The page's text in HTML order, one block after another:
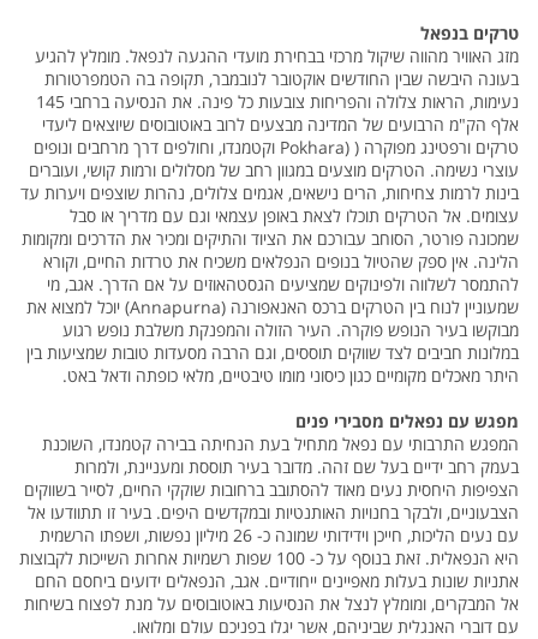
טרקים בנפאל
מזג האוויר מהווה שיקול מרכזי בבחירת מועדי ההגעה לנפאל. מומלץ להגיע
בעונה היבשה שבין החודשים אוקטובר לנובמבר, תקופה בה הטמפרטורות
נעימות, הראות צלולה והפריחות צובעות כל פינה. את הנסיעה ברחבי 145
אלף הק"מ הרבועים של המדינה מבצעים לרוב באוטובוסים שיוצאים ליעדי
טרקים ורפטינג מפוקרה ( (Pokhara וקטמנדו, וחולפים דרך מרחבים ונופים
עוצרי נשימה. הטרקים מוצעים במגוון רחב של מסלולים ורמות קושי, ועוברים
בינות לרמות צחיחות, הרים נישאים, אגמים צלולים, נהרות שוצפים ויערות עד
עצומים. אל הטרקים תוכלו לצאת באופן עצמאי וגם עם מדריך או סבל
שמכונה פורטר, הסוחב עבורכם את הציוד והתיקים ומכיר את הדרכים ומקומות
הלינה. אין ספק שהטיול בנופים הנפלאים משכיח את טרדות החיים, וקורא
להתמסר לשלווה ולפינוקים שמציעים הגסטהאוזים על אם הדרך. אגב, מי
שמעוניין לנוח בין הטרקים ברכס האנאפורנה (Annapurna) יוכל למצוא את
מבוקשו בעיר הנופש פוקרה. העיר הזולה והמפנקת משלבת נופש רגוע
במלונות חביבים לצד שווקים תוססים, וגם הרבה מסעדות טובות שמציעות בין
היתר מאכלים מקומיים כגון כיסוני מומו טיבטיים, מלאי כופתה ודאל באט.
מפגש עם נפאלים מסבירי פנים
המפגש התרבותי עם נפאל מתחיל בעת הנחיתה בבירה קטמנדו, השוכנת
בעמק רחב ידיים בעל שם זהה. מדובר בעיר תוססת ומעניינת, ולמרות
הצפיפות היחסית נעים מאוד להסתובב ברחובות שוקקי החיים, לסייר בשווקים
הצבעוניים, ולבקר בחנויות האותנטיות ובמקדשים היפים. בעיר זו תתוודעו אל
עם נעים הליכות, חייכן וידידותי שמונה כ- 26 מיליון נפשות, ושפתו הרשמית
היא הנפאלית. זאת בנוסף על כ- 100 שפות רשמיות אחרות השייכות לקבוצות
אתניות שונות בעלות מאפיינים ייחודיים. אגב, הנפאלים ידועים ביחסם החם
אל המבקרים, ומומלץ לנצל את הנסיעות באוטובוסים על מנת לפצוח בשיחות
עם דוברי האנגלית שביניהם, אשר יגלו בפניכם עולם ומלואו.